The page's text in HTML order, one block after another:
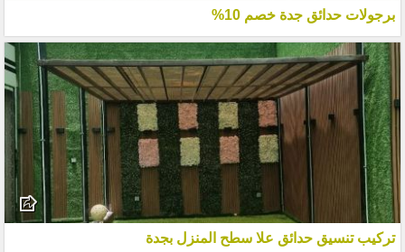
برجولات حدائق جدة خصم 10%
تركيب تنسيق حدائق علا سطح المنزل بجدة